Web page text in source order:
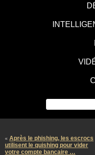
« Après le phishing, les escrocs
utilisent le quishing pour vider
votre compte bancaire …